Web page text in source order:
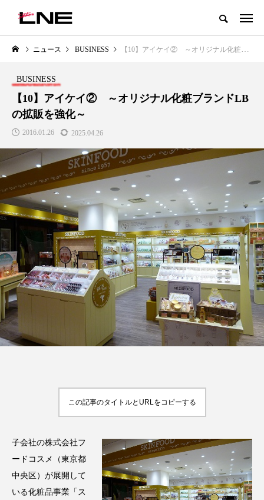
グローバルビューティ＆ヘルスケアビジネス誌
LIFESTYLE
SNSの「加工顔」と美容医療｜AI
がもたらす可能性とこれから
2026.07.13
BUSINESS
GWI調査から読み解く2030年の
都市型スパ――身近なウェルネ
の次世代モデル
2026.08.06
FEATURED 注目の企画
TAG LIST タグ一覧
Instagram SaaS SNS
TikTok アスタキサンチン
ニュース BUSINESS 【10】アイケイ② ～オリジナル化粧ブランドLBの拡販を強化～
BUSINESS
【10】アイケイ② ～オリジナル化粧ブランドLB
の拡販を強化～
2016.01.26 2025.04.26
この記事のタイトルとURLをコピーする
子会社の株式会社フ
ードコスメ（東京都
中央区）が展開して
いる化粧品事業「ス